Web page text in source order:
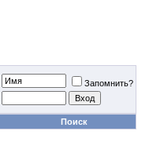
Запомнить?
Поиск